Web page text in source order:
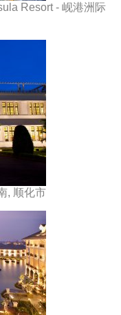
Resort - 岘港洲际
, 顺化市